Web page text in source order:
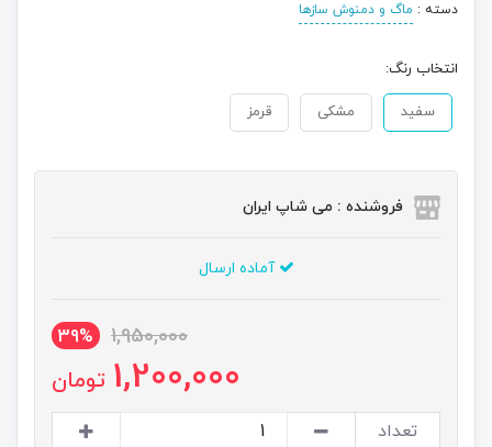
دسته : ماگ و دمنوش سازها
انتخاب رنگ:
سفید مشکی قرمز
فروشنده : می شاپ ایران
آماده ارسال
1,950,000
39%
1,200,000 تومان
تعداد